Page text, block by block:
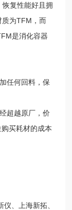
恢复性能好且拥
质为TFM，而
是消化容器
任何回料，保
超越原厂，价
买耗材的成本
、上海新拓、